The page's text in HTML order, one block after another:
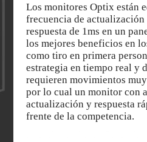
Los monitores Optix están
frecuencia de
respuesta de 1ms en un
los mejores beneficios en
como tiro en primera
estrategia en tiempo real y
requieren movimientos
por lo cual un monitor con
actualización y respuesta
frente de la competencia.